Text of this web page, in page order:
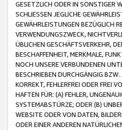
GESETZLICH ODER IN SONSTIGER
SCHLIESSEN JEGLICHE
GEWÄHRLEISTUNGEN BEZÜGLICH
VERWENDUNGSZWECK,
ÜBLICHEN GESCHÄFTSVERKEHR,
BESCHAFFENHEIT, MERKMALE,
NOCH UNSERE VERBUNDENEN
BESCHRIEBEN DURCHGÄNGIG
KORREKT, FEHLERFREI ODER FREI
HAFTEN FÜR: (A) FEHLER,
SYSTEMABSTÜRZE; ODER (B)
WEBSITE ODER VON DATEN,
ODER EINER ANDEREN